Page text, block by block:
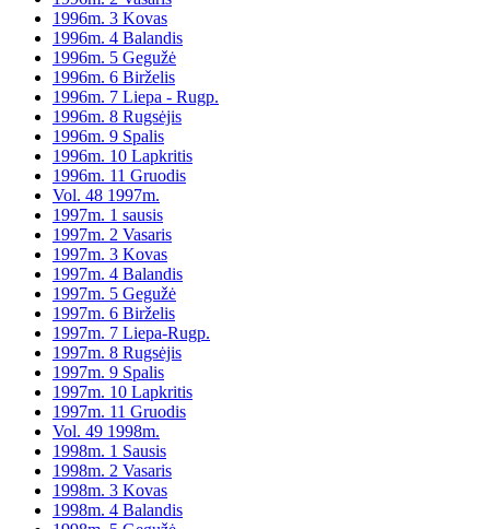
1996m. 3 Kovas
1996m. 4 Balandis
1996m. 5 Gegužė
1996m. 6 Birželis
1996m. 7 Liepa - Rugp.
1996m. 8 Rugsėjis
1996m. 9 Spalis
1996m. 10 Lapkritis
1996m. 11 Gruodis
Vol. 48 1997m.
1997m. 1 sausis
1997m. 2 Vasaris
1997m. 3 Kovas
1997m. 4 Balandis
1997m. 5 Gegužė
1997m. 6 Birželis
1997m. 7 Liepa-Rugp.
1997m. 8 Rugsėjis
1997m. 9 Spalis
1997m. 10 Lapkritis
1997m. 11 Gruodis
Vol. 49 1998m.
1998m. 1 Sausis
1998m. 2 Vasaris
1998m. 3 Kovas
1998m. 4 Balandis